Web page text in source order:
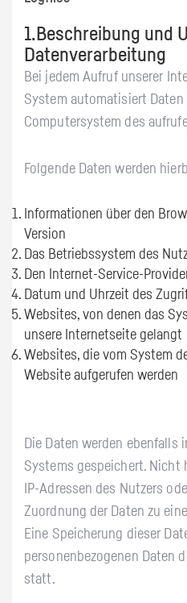
1.Beschreibung und
Datenverarbeitung
Bei jedem Aufruf unserer
System automatisiert
Computersystem des
Folgende Daten werden
Informationen über den
Version
Das Betriebssystem des
Den Internet-Service-
Datum und Uhrzeit des
Websites, von denen das
unsere Internetseite gelangt
Websites, die vom System
Website aufgerufen werden
Die Daten werden ebenfalls
Systems gespeichert. Nicht
IP-Adressen des Nutzers
Zuordnung der Daten zu
Eine Speicherung dieser
personenbezogenen Daten
statt.